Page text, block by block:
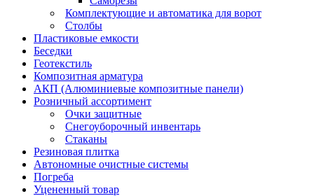
Комплектующие и автоматика для ворот
Столбы
Пластиковые емкости
Беседки
Геотекстиль
Композитная арматура
АКП (Алюминиевые композитные панели)
Розничный ассортимент
Очки защитные
Снегоуборочный инвентарь
Стаканы
Резиновая плитка
Автономные очистные системы
Погреба
Уцененный товар